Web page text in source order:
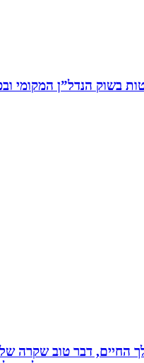
בשוק הנדל”ן
החיים, דבר טוב שקרה